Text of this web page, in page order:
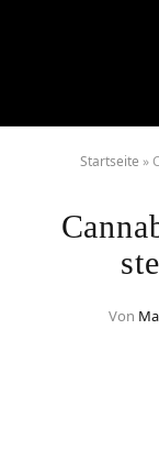
Startseite »
Von